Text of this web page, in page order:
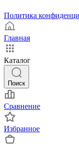
Политика
Главная
Каталог
Поиск
Сравнение
Избранное